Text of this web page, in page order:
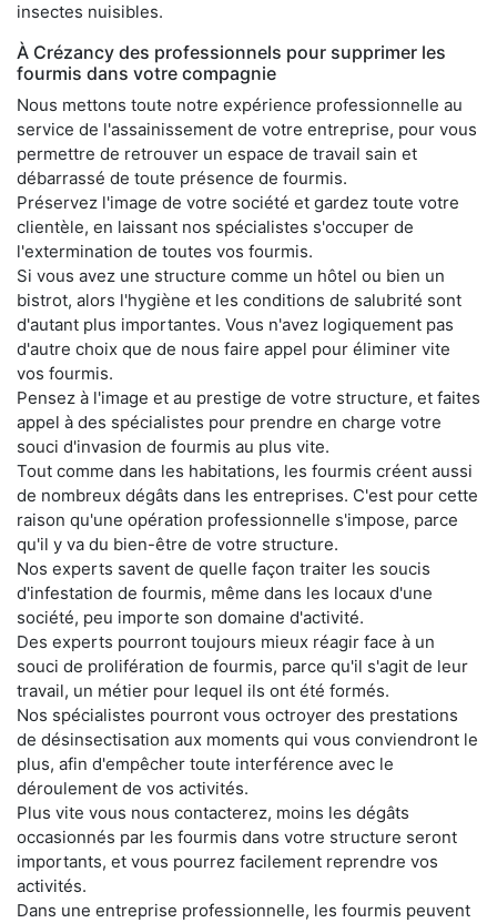
insectes nuisibles.
À Crézancy des professionnels pour supprimer les
fourmis dans votre compagnie
Nous mettons toute notre expérience professionnelle au
service de l'assainissement de votre entreprise, pour vous
permettre de retrouver un espace de travail sain et
débarrassé de toute présence de fourmis.
Préservez l'image de votre société et gardez toute votre
clientèle, en laissant nos spécialistes s'occuper de
l'extermination de toutes vos fourmis.
Si vous avez une structure comme un hôtel ou bien un
bistrot, alors l'hygiène et les conditions de salubrité sont
d'autant plus importantes. Vous n'avez logiquement pas
d'autre choix que de nous faire appel pour éliminer vite
vos fourmis.
Pensez à l'image et au prestige de votre structure, et faites
appel à des spécialistes pour prendre en charge votre
souci d'invasion de fourmis au plus vite.
Tout comme dans les habitations, les fourmis créent aussi
de nombreux dégâts dans les entreprises. C'est pour cette
raison qu'une opération professionnelle s'impose, parce
qu'il y va du bien-être de votre structure.
Nos experts savent de quelle façon traiter les soucis
d'infestation de fourmis, même dans les locaux d'une
société, peu importe son domaine d'activité.
Des experts pourront toujours mieux réagir face à un
souci de prolifération de fourmis, parce qu'il s'agit de leur
travail, un métier pour lequel ils ont été formés.
Nos spécialistes pourront vous octroyer des prestations
de désinsectisation aux moments qui vous conviendront le
plus, afin d'empêcher toute interférence avec le
déroulement de vos activités.
Plus vite vous nous contacterez, moins les dégâts
occasionnés par les fourmis dans votre structure seront
importants, et vous pourrez facilement reprendre vos
activités.
Dans une entreprise professionnelle, les fourmis peuvent